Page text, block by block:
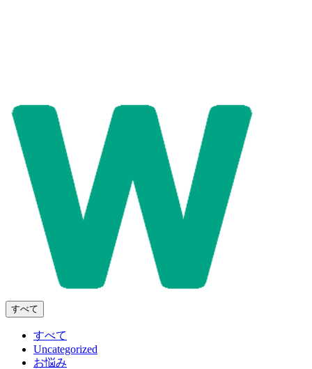
すべて
すべて
Uncategorized
お悩み